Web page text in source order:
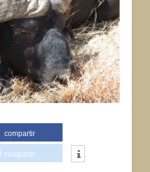
compartir
compartir